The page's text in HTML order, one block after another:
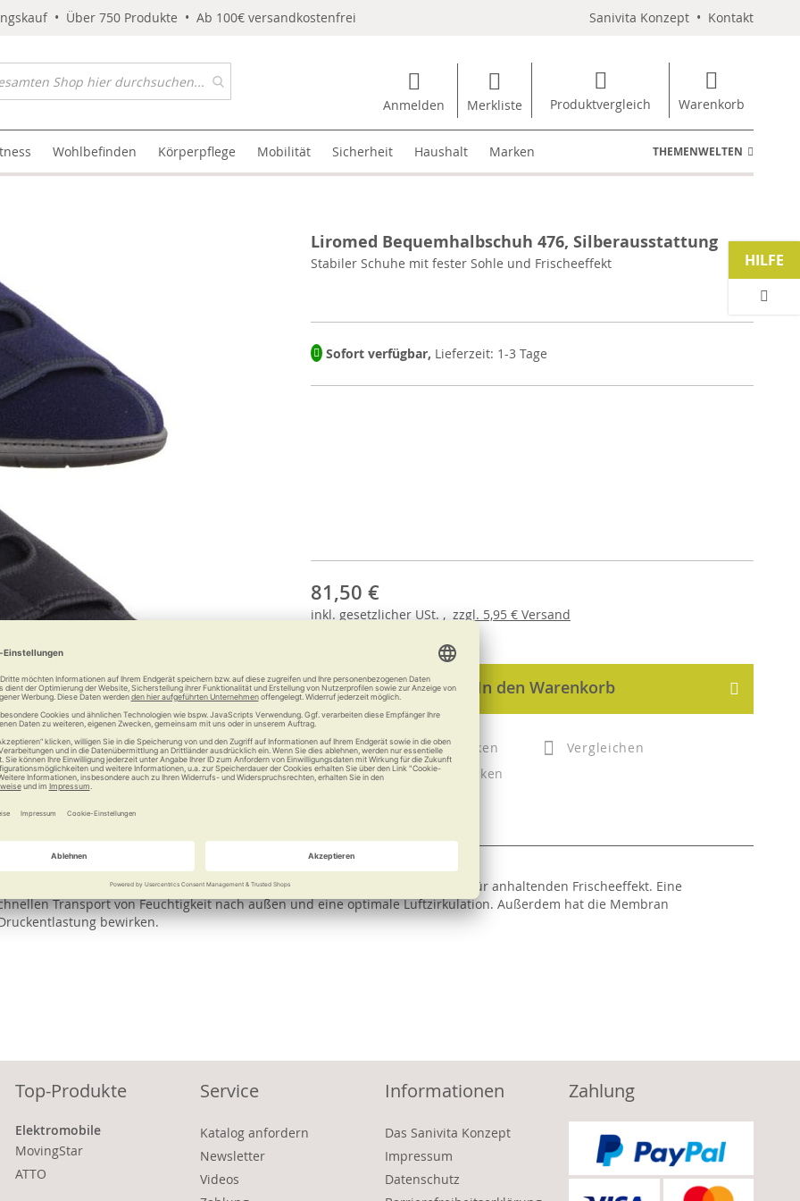
• Über 750 Produkte • Ab 100€ versandkostenfrei Sanivita Konzept • Kontakt
Anmelden Merkliste Produktvergleich Warenkorb
Wohlbefinden Körperpflege Mobilität Sicherheit Haushalt Marken THEMENWELTEN
Liromed Bequemhalbschuh 476, Silberausstattung
Stabiler Schuhe mit fester Sohle und Frischeeffekt
Sofort verfügbar, Lieferzeit: 1-3 Tage
81,50 €
inkl. gesetzlicher USt. , zzgl. 5,95 € Versand
In den Warenkorb
Merken
Vergleichen
Drucken
mit integrierter geruchs-, pilz- und bakterienhemmender Silberausstattung für anhaltenden Frischeeffekt. Eine
Transport von Feuchtigkeit nach außen und eine optimale Luftzirkulation. Außerdem hat die Membran
bewirken.
HILFE
Top-Produkte
Elektromobile
MovingStar
ATTO
Service
Katalog anfordern
Newsletter
Videos
Informationen
Das Sanivita Konzept
Impressum
Datenschutz
Zahlung